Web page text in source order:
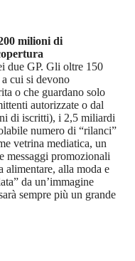
milioni di
due GP. Gli oltre 150
cui si devono
o che guardano solo
autorizzate o dal
di iscritti), i 2,5 miliardi
numero di “rilanci”
vetrina mediatica, un
messaggi promozionali
alimentare, alla moda e
da un’immagine
sempre più un grande